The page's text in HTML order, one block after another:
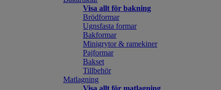
Visa allt för bakning
Brödformar
Ugnsfasta formar
Bakformar
Minigrytor & ramekiner
Pajformar
Bakset
Tillbehör
Matlagning
Visa allt för matlagning